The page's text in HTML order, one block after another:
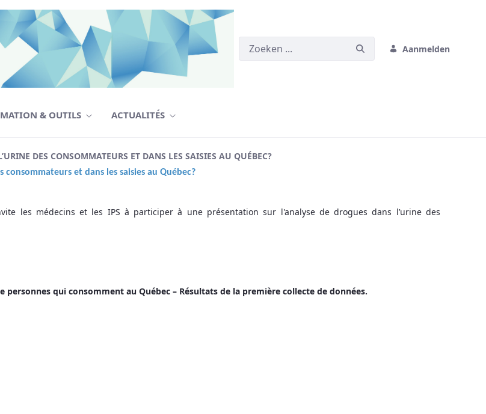
Aanmelden
& OUTILS ACTUALITÉS
DES CONSOMMATEURS ET DANS LES SAISIES AU QUÉBEC?
et dans les saisies au Québec?
les médecins et les IPS à participer à une présentation sur l'analyse de drogues dans l’urine des
personnes qui consomment au Québec – Résultats de la première collecte de données.